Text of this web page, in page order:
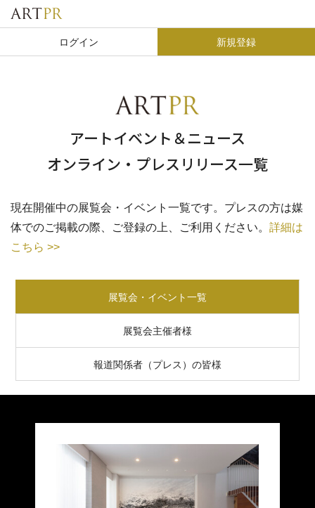
ログイン 新規登録
アートイベント＆ニュース
オンライン・プレスリリース一覧
現在開催中の展覧会・イベント一覧です。プレスの方は媒
体でのご掲載の際、ご登録の上、ご利用ください。 詳細は
こちら >>
展覧会・イベント一覧
展覧会主催者様
報道関係者（プレス）の皆様